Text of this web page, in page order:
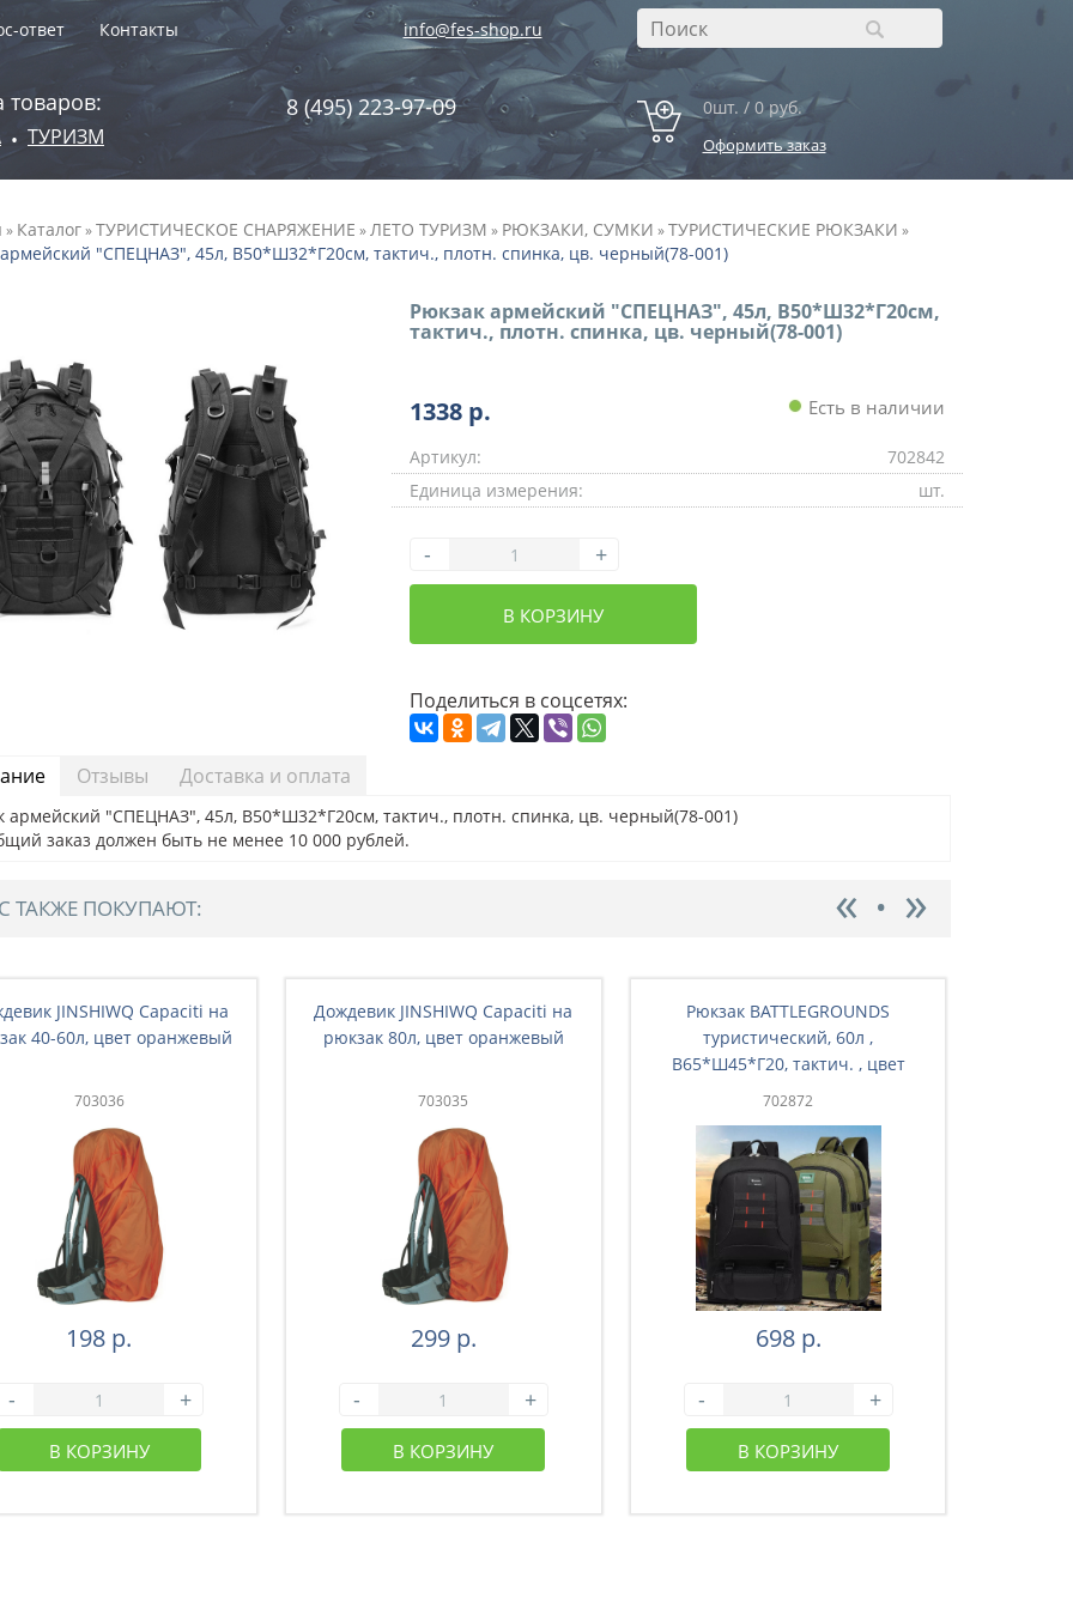
ответ Контакты info@fes-shop.ru
товаров:
• ТУРИЗМ
8 (495) 223-97-09 0шт. / 0 руб.
Оформить заказ
» Каталог»ТУРИСТИЧЕСКОЕ СНАРЯЖЕНИЕ »ЛЕТО ТУРИЗМ » РЮКЗАКИ, СУМКИ »ТУРИСТИЧЕСКИЕ РЮКЗАКИ »
"СПЕЦНАЗ", 45л, В50*Ш32*Г20см, тактич., плотн. спинка, цв. черный(78-001)
Рюкзак армейский "СПЕЦНАЗ", 45л, В50*Ш32*Г20см,
тактич., плотн. спинка, цв. черный(78-001)
1338 р. Есть в наличии
Артикул:
702842
Единица измерения:
шт.
- +
В КОРЗИНУ
Поделиться в соцсетях:
Отзывы Доставка и оплата
армейский "СПЕЦНАЗ", 45л, В50*Ш32*Г20см, тактич., плотн. спинка, цв. черный(78-001)
заказ должен быть не менее 10 000 рублей.
ТАКЖЕ ПОКУПАЮТ:
JINSHIWQ Capaciti на
40-60л, цвет оранжевый
703036
198 р.
- +
В КОРЗИНУ
Дождевик JINSHIWQ Capaciti на
рюкзак 80л, цвет оранжевый
703035
299 р.
- +
В КОРЗИНУ
Рюкзак BATTLEGRОUNDS
туристический, 60л ,
В65*Ш45*Г20, тактич. , цвет
зеленый (43-003)
702872
698 р.
- +
В КОРЗИНУ